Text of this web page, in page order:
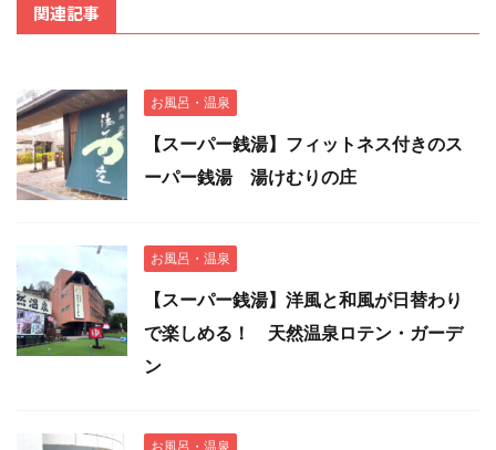
関連記事
お風呂・温泉
【スーパー銭湯】フィットネス付きのス
ーパー銭湯 湯けむりの庄
お風呂・温泉
【スーパー銭湯】洋風と和風が日替わり
で楽しめる！ 天然温泉ロテン・ガーデ
ン
お風呂・温泉